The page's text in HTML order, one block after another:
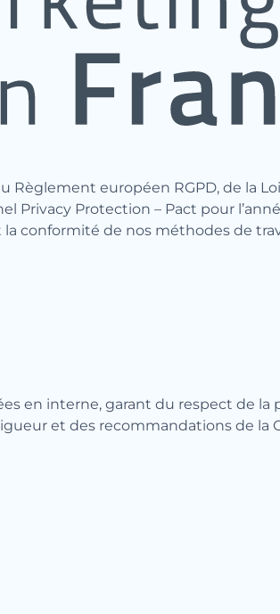
Règlement européen RGPD, de la
Privacy Protection – Pact pour
conformité de nos méthodes de
en interne, garant du respect de
et des recommandations de la